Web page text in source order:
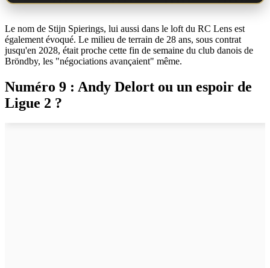
Le nom de Stijn Spierings, lui aussi dans le loft du RC Lens est
également évoqué. Le milieu de terrain de 28 ans, sous contrat
jusqu'en 2028, était proche cette fin de semaine du club danois de
Bröndby, les "négociations avançaient" même.
Numéro 9 : Andy Delort ou un espoir de
Ligue 2 ?